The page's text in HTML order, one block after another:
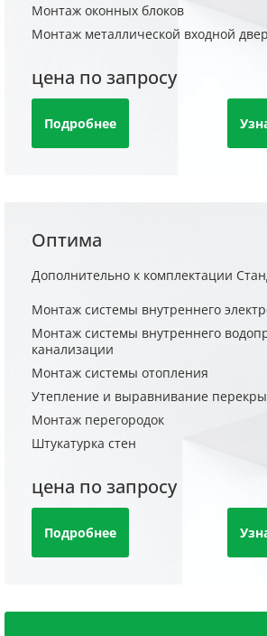
Монтаж оконных блоков
Монтаж металлической входной
цена по запросу
Подробнее
Оптима
Дополнительно к комплектации
Монтаж системы внутреннего
Монтаж системы внутреннего
канализации
Монтаж системы отопления
Утепление и выравнивание
Монтаж перегородок
Штукатурка стен
цена по запросу
Подробнее